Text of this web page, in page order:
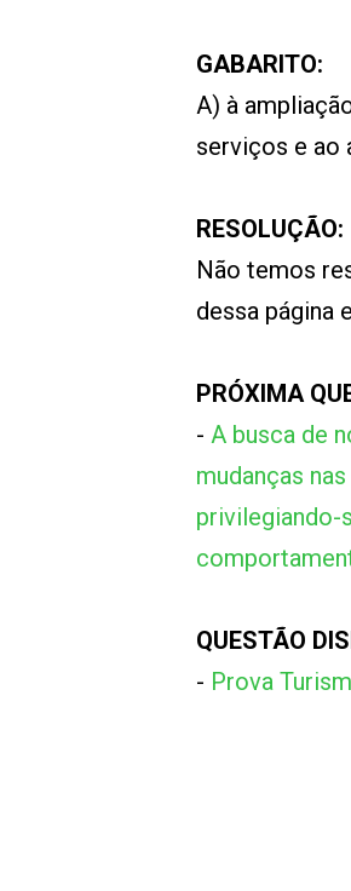
GABARITO:
A) à
serviços e ao
RESOLUÇÃO:
Não temos
dessa página
PRÓXIMA
- A busca de
mudanças
privilegiando-
QUESTÃO
- Prova